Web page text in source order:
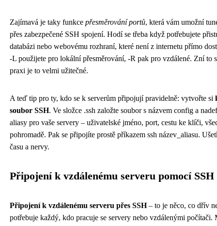
Zajímavá je taky funkce přesměrování portů, která vám umožní
přes zabezpečené SSH spojení. Hodí se třeba když potřebujete
databázi nebo webovému rozhraní, které není z internetu přímo
-L použijete pro lokální přesměrování, -R pak pro vzdálené. Zní to
praxi je to velmi užitečné.
A teď tip pro ty, kdo se k serverům připojují pravidelně: vytvořte si
soubor SSH. Ve složce .ssh založte soubor s názvem config a
aliasy pro vaše servery – uživatelské jméno, port, cestu ke klíči,
pohromadě. Pak se připojíte prostě příkazem ssh název_aliasu.
času a nervy.
Připojení k vzdálenému serveru pomocí
Připojení k vzdálenému serveru přes SSH– to je něco, co dřív
potřebuje každý, kdo pracuje se servery nebo vzdálenými počítači.